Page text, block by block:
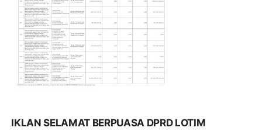
IKLAN SELAMAT BERPUASA DPRD LOTIM